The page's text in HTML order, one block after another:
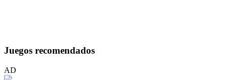
Juegos recomendados
AD